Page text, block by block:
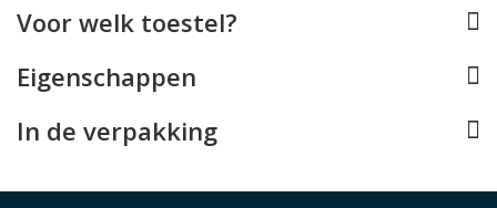
zodat het kostbare display van uw Xiaomi Redmi Pad
Lees minder
Voor welk toestel?
Eigenschappen
In de verpakking